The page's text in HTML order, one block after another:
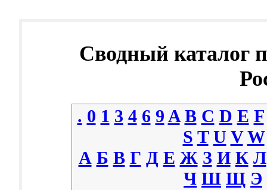
Сводный каталог
. 0 1 3 4 6 9 A B C D E F
S T U V W
А Б В Г Д Е Ж З И К Л
Ч Ш Щ Э